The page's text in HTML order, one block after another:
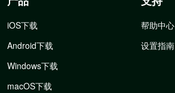
iOS下载
Android下载
Windows下载
macOS下载
帮助中心
设置指南